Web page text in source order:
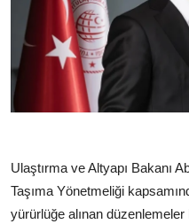
Ulaştırma ve Altyapı Bakanı
Taşıma Yönetmeliği
yürürlüğe alınan